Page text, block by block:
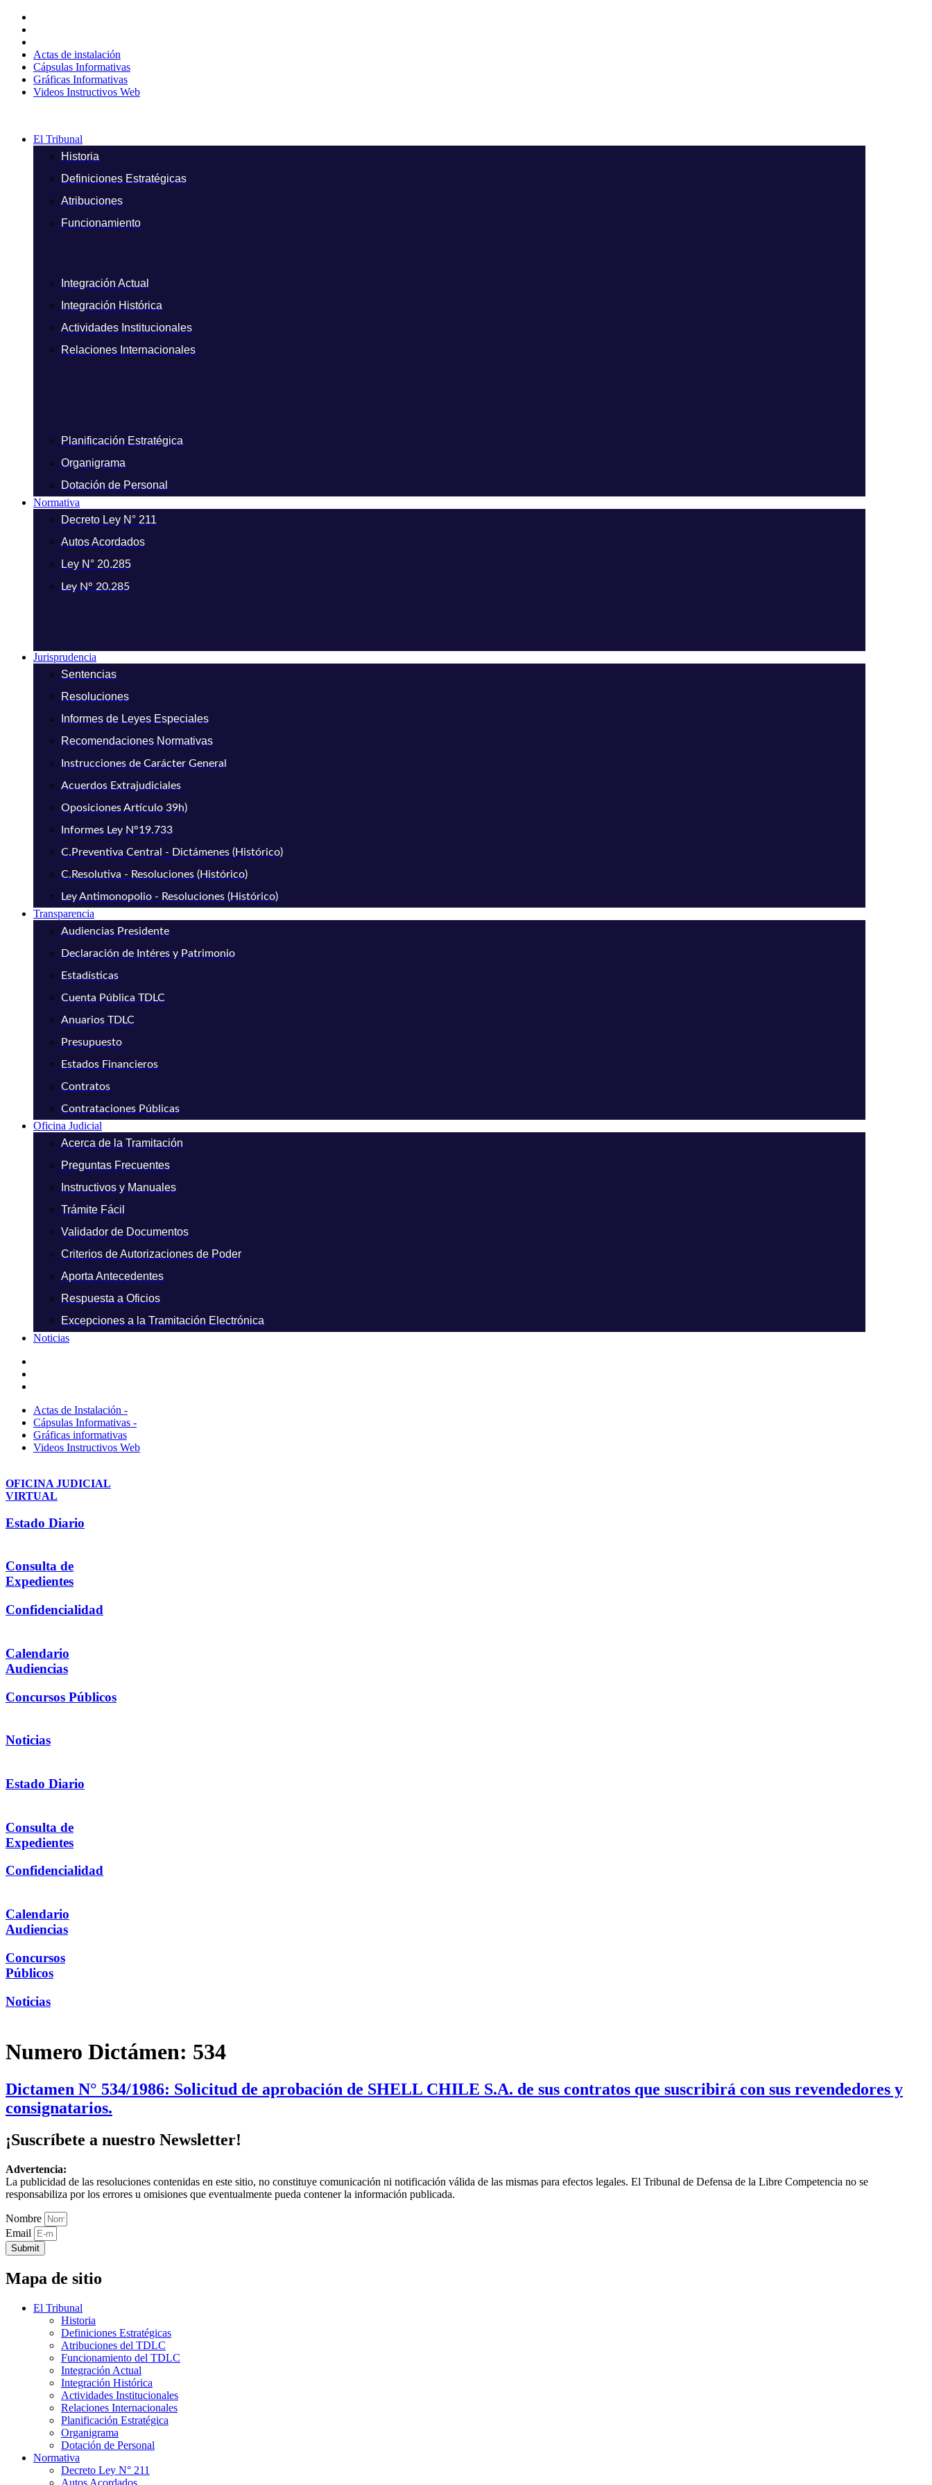
contenido
Actas de instalación
Cápsulas Informativas
Gráficas Informativas
Videos Instructivos Web
El Tribunal
Historia
Definiciones Estratégicas
Atribuciones
Funcionamiento
Integración Actual
Integración Histórica
Actividades Institucionales
Relaciones Internacionales
Planificación Estratégica
Organigrama
Dotación de Personal
Normativa
Decreto Ley N° 211
Autos Acordados
Ley N° 20.285
Ley N° 20.285
Jurisprudencia
Sentencias
Resoluciones
Informes de Leyes Especiales
Recomendaciones Normativas
Instrucciones de Carácter General
Acuerdos Extrajudiciales
Oposiciones Artículo 39h)
Informes Ley N°19.733
C.Preventiva Central - Dictámenes (Histórico)
C.Resolutiva - Resoluciones (Histórico)
Ley Antimonopolio - Resoluciones (Histórico)
Transparencia
Audiencias Presidente
Declaración de Intéres y Patrimonio
Estadísticas
Cuenta Pública TDLC
Anuarios TDLC
Presupuesto
Estados Financieros
Contratos
Contrataciones Públicas
Oficina Judicial
Acerca de la Tramitación
Preguntas Frecuentes
Instructivos y Manuales
Trámite Fácil
Validador de Documentos
Criterios de Autorizaciones de Poder
Aporta Antecedentes
Respuesta a Oficios
Excepciones a la Tramitación Electrónica
Noticias
Actas de Instalación -
Cápsulas Informativas -
Gráficas informativas
Videos Instructivos Web
OFICINA JUDICIAL
VIRTUAL
Estado Diario
Consulta de
Expedientes
Confidencialidad
Calendario
Audiencias
Concursos Públicos
Noticias
Estado Diario
Consulta de
Expedientes
Confidencialidad
Calendario
Audiencias
Concursos
Públicos
Noticias
Numero Dictámen: 534
Dictamen N° 534/1986: Solicitud de aprobación de SHELL CHILE S.A. de sus contratos que suscribirá con sus revendedores y
consignatarios.
¡Suscríbete a nuestro Newsletter!
Advertencia:
La publicidad de las resoluciones contenidas en este sitio, no constituye comunicación ni notificación válida de las mismas para efectos legales. El Tribunal de Defensa de la Libre Competencia no se
responsabiliza por los errores u omisiones que eventualmente pueda contener la información publicada.
Nombre
Email
Submit
Mapa de sitio
El Tribunal
Historia
Definiciones Estratégicas
Atribuciones del TDLC
Funcionamiento del TDLC
Integración Actual
Integración Histórica
Actividades Institucionales
Relaciones Internacionales
Planificación Estratégica
Organigrama
Dotación de Personal
Normativa
Decreto Ley N° 211